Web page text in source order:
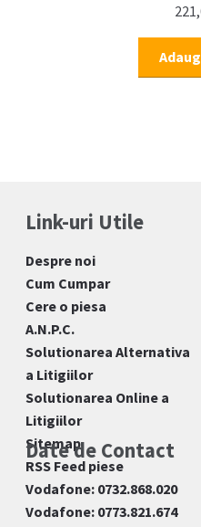
Link-uri Utile
Despre noi
Cum Cumpar
Cere o piesa
A.N.P.C.
Solutionarea Alternativa
a Litigiilor
Solutionarea Online a
Litigiilor
Sitemap
RSS Feed piese
Date de Contact
Vodafone: 0732.868.020
Vodafone: 0773.821.674